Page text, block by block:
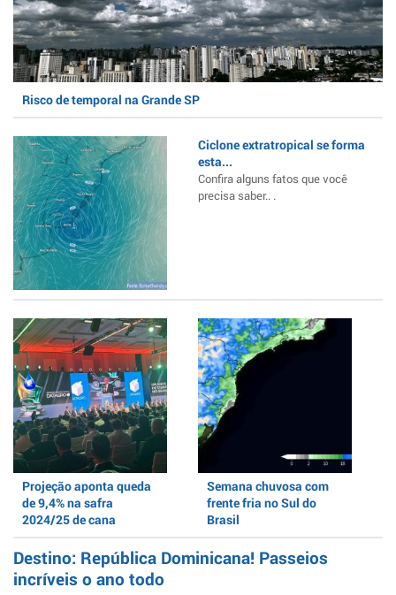
Risco de temporal na Grande SP
Ciclone extratropical se forma
esta...
Confira alguns fatos que você
precisa saber.. .
Projeção aponta queda
de 9,4% na safra
2024/25 de cana
Semana chuvosa com
frente fria no Sul do
Brasil
Destino: República Dominicana! Passeios
incríveis o ano todo